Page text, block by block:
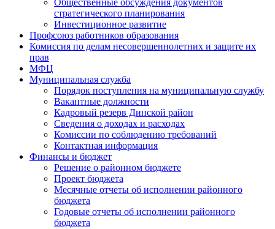
стратегического планирования
Инвестиционное развитие
Профсоюз работников образования
Комиссия по делам несовершеннолетних и защите их
прав
МФЦ
Муниципальная служба
Порядок поступления на муниципальную службу
Вакантные должности
Кадровый резерв Динской район
Сведения о доходах и расходах
Комиссии по соблюдению требований
Контактная информация
Финансы и бюджет
Решение о районном бюджете
Проект бюджета
Месячные отчеты об исполнении районного
бюджета
Годовые отчеты об исполнении районного
бюджета